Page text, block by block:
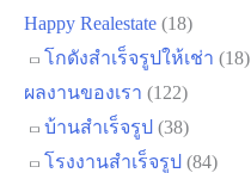
Happy Realestate (18)
โกดังสำเร็จรูปให้เช่า (18)
ผลงานของเรา (122)
บ้านสำเร็จรูป (38)
โรงงานสำเร็จรูป (84)